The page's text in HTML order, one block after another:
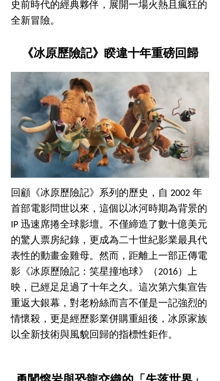
史前時代的經典夥伴，展開一場火熱且瘋狂的
全新冒險。
《冰原歷險記》睽違十年重磅回歸
回顧《冰原歷險記》系列的歷史，自 2002 年
首部電影問世以來，這個以冰河時期為背景的
IP 迅速席捲全球影壇。不僅締造了數十億美元
的驚人票房紀錄，更成為二十世紀影業最具代
表性的動畫金雞母。然而，距離上一部正傳電
影《冰原歷險記：笑星撞地球》（2016）上
映，已經足足過了十年之久。這次第六集宣告
重返大銀幕，對老粉絲而言不僅是一記強烈的
情懷殺，更是經歷影業併購重組後，冰原家族
以全新技術與風貌回歸的指標性鉅作。